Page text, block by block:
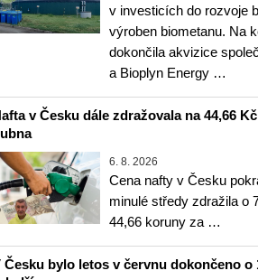
v investicích do rozvoje
výroben biometanu. Na
dokončila akvizice
a Bioplyn Energy …
v Česku dále zdražovala na 44,66
6. 8. 2026
Cena nafty v Česku
minulé středy zdražila o
44,66 koruny za …
Česku bylo letos v červnu dokončeno o